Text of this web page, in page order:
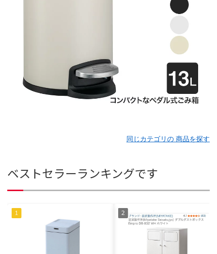
同じカテゴリの 商品を探す
ベストセラーランキングです